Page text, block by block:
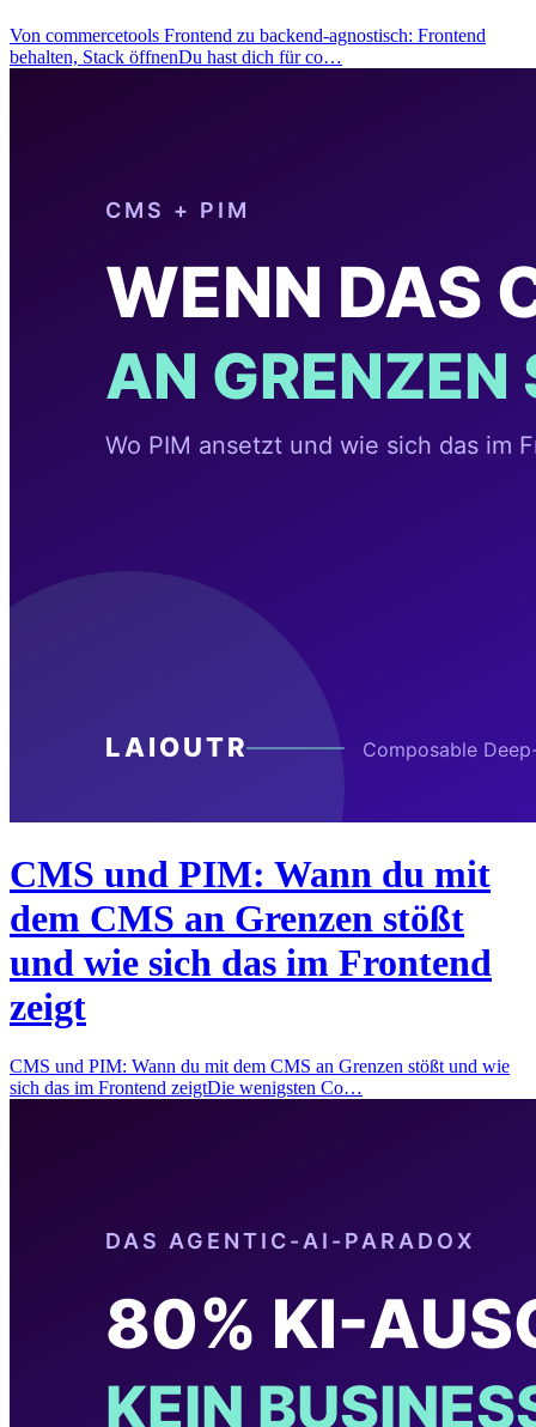
Von commercetools Frontend zu backend-agnostisch: Frontend
behalten, Stack öffnenDu hast dich für co…
CMS und PIM: Wann du mit
dem CMS an Grenzen stößt
und wie sich das im Frontend
zeigt
CMS und PIM: Wann du mit dem CMS an Grenzen stößt und wie
sich das im Frontend zeigtDie wenigsten Co…